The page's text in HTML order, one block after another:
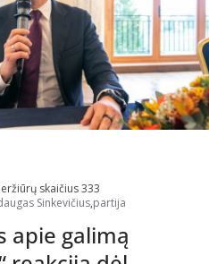
skaičius 333
Sinkevičius,partija
apie galimą